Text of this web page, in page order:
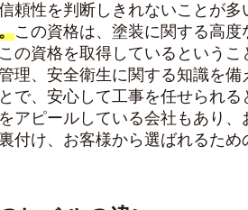
頼性を判断しきれないことが多
この資格は、塗装に関する高度
の資格を取得しているというこ
理、安全衛生に関する知識を備
で、安心して工事を任せられ
アピールしている会社もあり
付け、お客様から選ばれるため